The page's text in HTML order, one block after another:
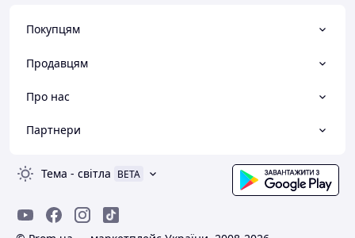
Покупцям
Продавцям
Про нас
Партнери
Тема - світла BETA